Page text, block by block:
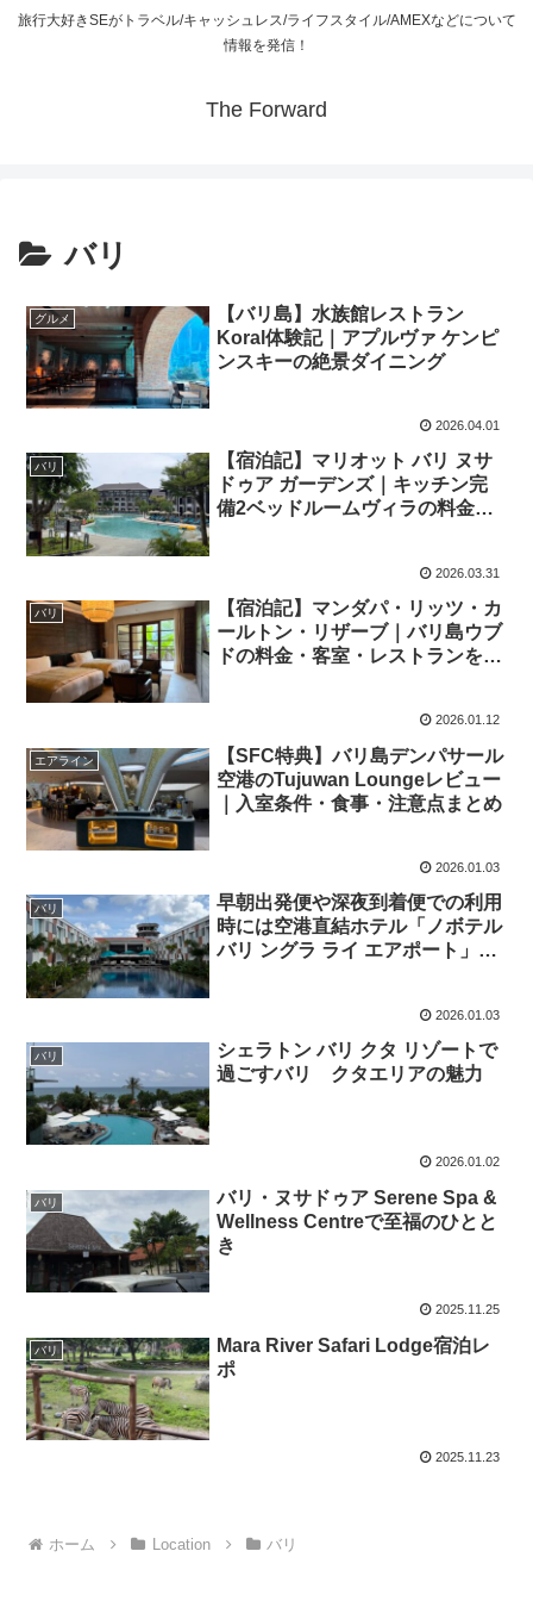
旅行大好きSEがトラベル/キャッシュレス/ライフスタイル/AMEXなどについて
情報を発信！
The Forward
バリ
グルメ
【バリ島】水族館レストラン
Koral体験記｜アプルヴァ ケンピ
ンスキーの絶景ダイニング
2026.04.01
バリ
【宿泊記】マリオット バリ ヌサ
ドゥア ガーデンズ｜キッチン完
備2ベッドルームヴィラの料金・
2026.03.31
バリ
【宿泊記】マンダパ・リッツ・カ
ールトン・リザーブ｜バリ島ウブ
ドの料金・客室・レストランを徹
2026.01.12
エアライン
【SFC特典】バリ島デンパサール
空港のTujuwan Loungeレビュー
｜入室条件・食事・注意点まとめ
2026.01.03
バリ
早朝出発便や深夜到着便での利用
時には空港直結ホテル「ノボテル
バリ ングラ ライ エアポート」も
2026.01.03
バリ
シェラトン バリ クタ リゾートで
過ごすバリ クタエリアの魅力
2026.01.02
バリ
バリ・ヌサドゥア Serene Spa &
Wellness Centreで至福のひとと
き
2025.11.25
バリ
Mara River Safari Lodge宿泊レ
ポ
2025.11.23
ホーム Location バリ